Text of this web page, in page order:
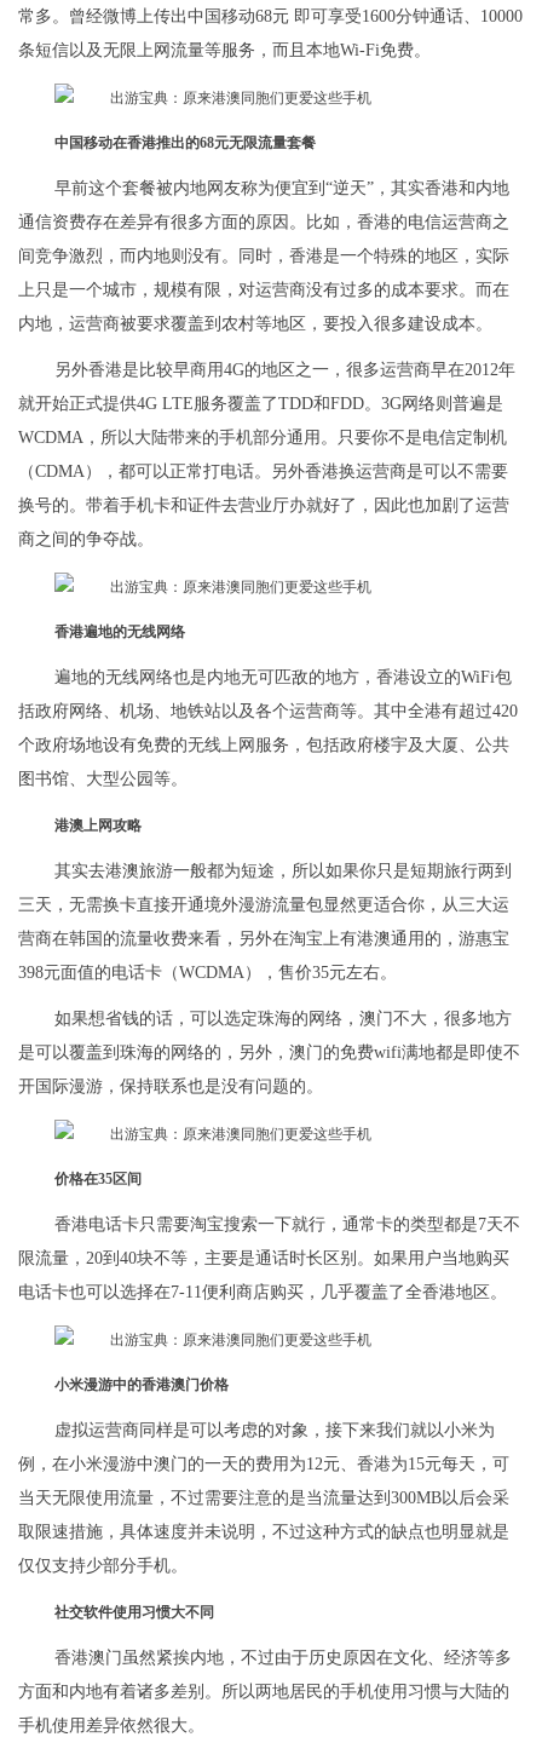
常多。曾经微博上传出中国移动68元 即可享受1600分钟通话、10000
条短信以及无限上网流量等服务，而且本地Wi-Fi免费。
中国移动在香港推出的68元无限流量套餐
早前这个套餐被内地网友称为便宜到“逆天”，其实香港和内地
通信资费存在差异有很多方面的原因。比如，香港的电信运营商之
间竞争激烈，而内地则没有。同时，香港是一个特殊的地区，实际
上只是一个城市，规模有限，对运营商没有过多的成本要求。而在
内地，运营商被要求覆盖到农村等地区，要投入很多建设成本。
另外香港是比较早商用4G的地区之一，很多运营商早在2012年
就开始正式提供4G LTE服务覆盖了TDD和FDD。3G网络则普遍是
WCDMA，所以大陆带来的手机部分通用。只要你不是电信定制机
（CDMA），都可以正常打电话。另外香港换运营商是可以不需要
换号的。带着手机卡和证件去营业厅办就好了，因此也加剧了运营
商之间的争夺战。
香港遍地的无线网络
遍地的无线网络也是内地无可匹敌的地方，香港设立的WiFi包
括政府网络、机场、地铁站以及各个运营商等。其中全港有超过420
个政府场地设有免费的无线上网服务，包括政府楼宇及大厦、公共
图书馆、大型公园等。
港澳上网攻略
其实去港澳旅游一般都为短途，所以如果你只是短期旅行两到
三天，无需换卡直接开通境外漫游流量包显然更适合你，从三大运
营商在韩国的流量收费来看，另外在淘宝上有港澳通用的，游惠宝
398元面值的电话卡（WCDMA），售价35元左右。
如果想省钱的话，可以选定珠海的网络，澳门不大，很多地方
是可以覆盖到珠海的网络的，另外，澳门的免费wifi满地都是即使不
开国际漫游，保持联系也是没有问题的。
价格在35区间
香港电话卡只需要淘宝搜索一下就行，通常卡的类型都是7天不
限流量，20到40块不等，主要是通话时长区别。如果用户当地购买
电话卡也可以选择在7-11便利商店购买，几乎覆盖了全香港地区。
小米漫游中的香港澳门价格
虚拟运营商同样是可以考虑的对象，接下来我们就以小米为
例，在小米漫游中澳门的一天的费用为12元、香港为15元每天，可
当天无限使用流量，不过需要注意的是当流量达到300MB以后会采
取限速措施，具体速度并未说明，不过这种方式的缺点也明显就是
仅仅支持少部分手机。
社交软件使用习惯大不同
香港澳门虽然紧挨内地，不过由于历史原因在文化、经济等多
方面和内地有着诸多差别。所以两地居民的手机使用习惯与大陆的
手机使用差异依然很大。